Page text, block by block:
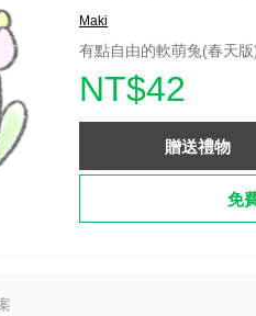
Maki
有點自由的軟萌兔(春天版
NT$42
贈送禮物
免